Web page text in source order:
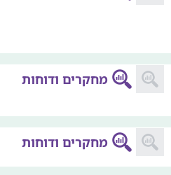
מחקרים ודוחות
מחקרים ודוחות